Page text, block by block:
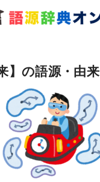
】の語源・由来